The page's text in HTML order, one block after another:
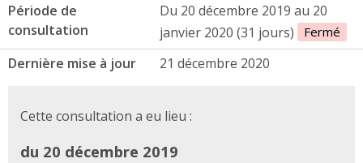
Période de
consultation
Du 20 décembre 2019 au 20
janvier 2020 (31 jours)
Fermé
Dernière mise à jour 21 décembre 2020
Cette consultation a eu lieu :
du 20 décembre 2019